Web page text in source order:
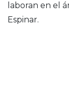
laboran en el
Espinar.